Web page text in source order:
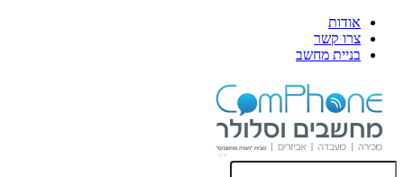
אודות
צרו קשר
בניית מחשב